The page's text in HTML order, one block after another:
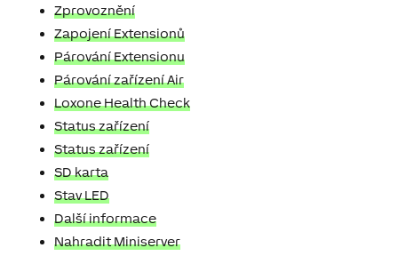
Zprovoznění
Zapojení Extensionů
Párování Extensionu
Párování zařízení Air
Loxone Health Check
Status zařízení
Status zařízení
SD karta
Stav LED
Další informace
Nahradit Miniserver